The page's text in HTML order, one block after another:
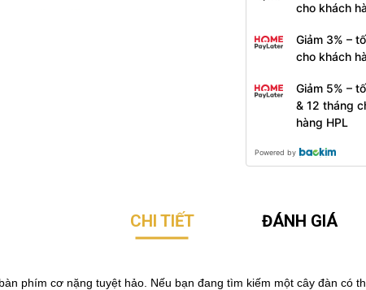
cho khách
Giảm 3% –
cho khách
Giảm 5% –
& 12 tháng
hàng HPL
Powered by
CHI TIẾT ĐÁNH GIÁ
phím cơ nặng tuyệt hảo. Nếu bạn đang tìm kiếm một cây đàn có